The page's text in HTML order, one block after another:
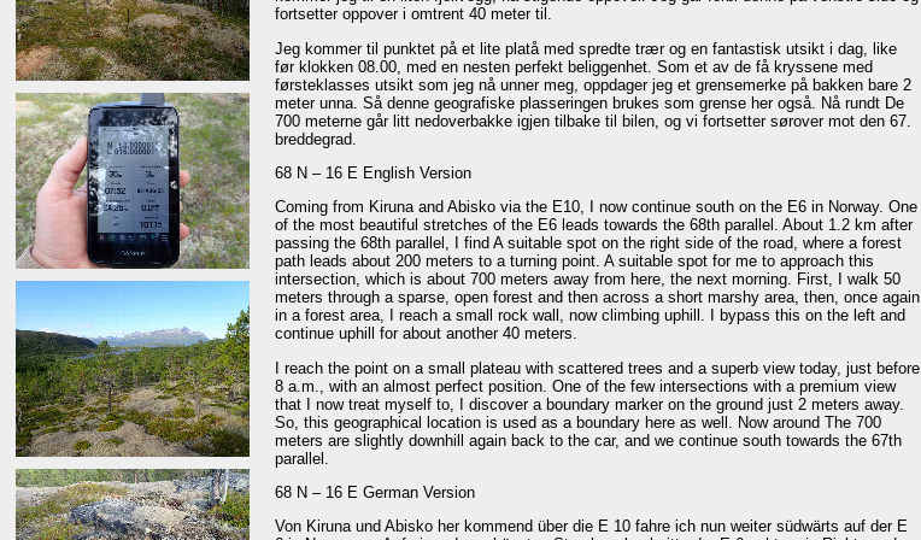
fortsetter oppover i omtrent 40 meter til.
Jeg kommer til punktet på et lite platå med spredte trær og en fantastisk utsikt i dag, like
før klokken 08.00, med en nesten perfekt beliggenhet. Som et av de få kryssene med
førsteklasses utsikt som jeg nå unner meg, oppdager jeg et grensemerke på bakken bare 2
meter unna. Så denne geografiske plasseringen brukes som grense her også. Nå rundt De
700 meterne går litt nedoverbakke igjen tilbake til bilen, og vi fortsetter sørover mot den 67.
breddegrad.
68 N – 16 E English Version
Coming from Kiruna and Abisko via the E10, I now continue south on the E6 in Norway. One
of the most beautiful stretches of the E6 leads towards the 68th parallel. About 1.2 km after
passing the 68th parallel, I find A suitable spot on the right side of the road, where a forest
path leads about 200 meters to a turning point. A suitable spot for me to approach this
intersection, which is about 700 meters away from here, the next morning. First, I walk 50
meters through a sparse, open forest and then across a short marshy area, then, once again
in a forest area, I reach a small rock wall, now climbing uphill. I bypass this on the left and
continue uphill for about another 40 meters.
I reach the point on a small plateau with scattered trees and a superb view today, just before
8 a.m., with an almost perfect position. One of the few intersections with a premium view
that I now treat myself to, I discover a boundary marker on the ground just 2 meters away.
So, this geographical location is used as a boundary here as well. Now around The 700
meters are slightly downhill again back to the car, and we continue south towards the 67th
parallel.
68 N – 16 E German Version
Von Kiruna und Abisko her kommend über die E 10 fahre ich nun weiter südwärts auf der E